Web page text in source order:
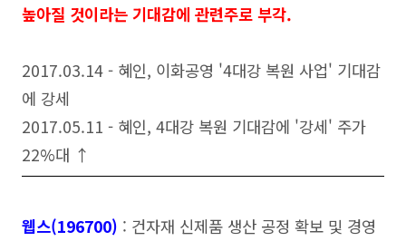
높아질 것이라는 기대감에 관련주로 부각.
2017.03.14 - 혜인, 이화공영 '4대강 복원 사업' 기대감
에 강세
2017.05.11 - 혜인, 4대강 복원 기대감에 '강세' 주가
22%대 ↑
웹스(196700) : 건자재 신제품 생산 공정 확보 및 경영